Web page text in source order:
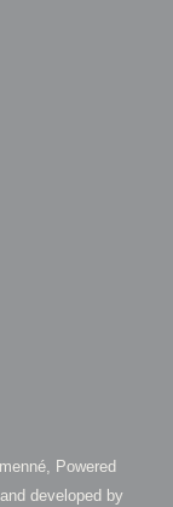
Powered
developed by